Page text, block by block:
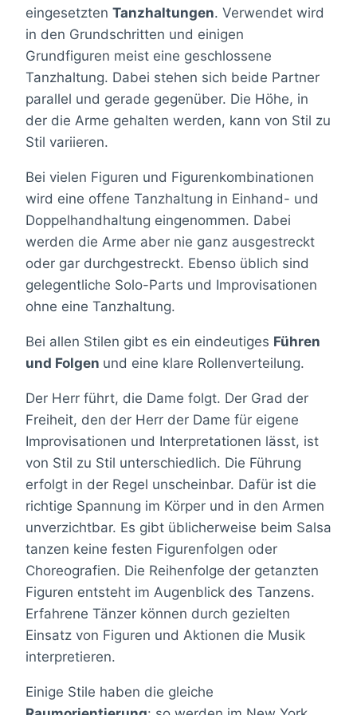
eingesetzten Tanzhaltungen. Verwendet wird
in den Grundschritten und einigen
Grundfiguren meist eine geschlossene
Tanzhaltung. Dabei stehen sich beide Partner
parallel und gerade gegenüber. Die Höhe, in
der die Arme gehalten werden, kann von Stil zu
Stil variieren.
Bei vielen Figuren und Figurenkombinationen
wird eine offene Tanzhaltung in Einhand- und
Doppelhandhaltung eingenommen. Dabei
werden die Arme aber nie ganz ausgestreckt
oder gar durchgestreckt. Ebenso üblich sind
gelegentliche Solo-Parts und Improvisationen
ohne eine Tanzhaltung.
Bei allen Stilen gibt es ein eindeutiges Führen
und Folgen und eine klare Rollenverteilung.
Der Herr führt, die Dame folgt. Der Grad der
Freiheit, den der Herr der Dame für eigene
Improvisationen und Interpretationen lässt, ist
von Stil zu Stil unterschiedlich. Die Führung
erfolgt in der Regel unscheinbar. Dafür ist die
richtige Spannung im Körper und in den Armen
unverzichtbar. Es gibt üblicherweise beim Salsa
tanzen keine festen Figurenfolgen oder
Choreografien. Die Reihenfolge der getanzten
Figuren entsteht im Augenblick des Tanzens.
Erfahrene Tänzer können durch gezielten
Einsatz von Figuren und Aktionen die Musik
interpretieren.
Einige Stile haben die gleiche